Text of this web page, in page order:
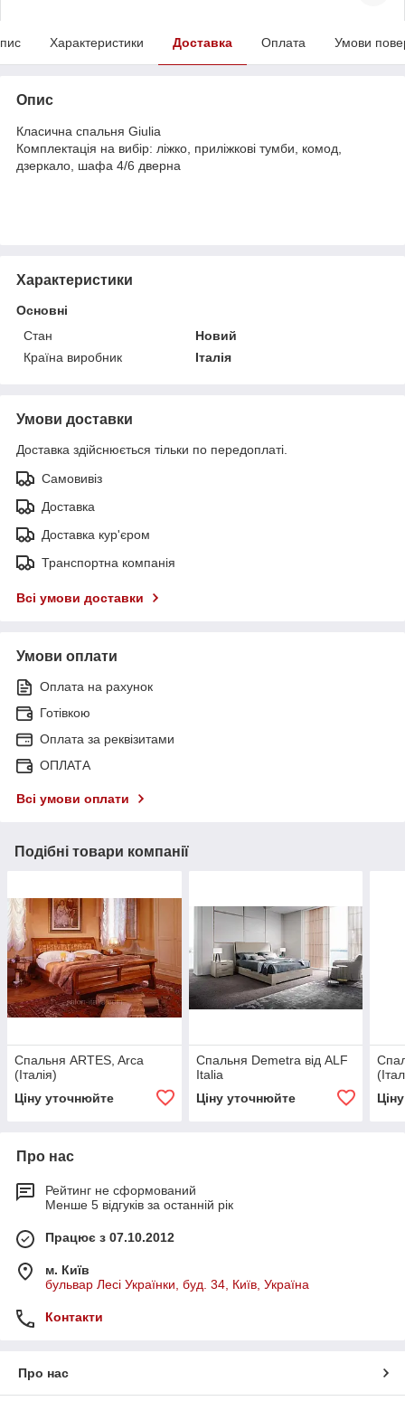
Характеристики Доставка Оплата Умови
Опис
Класична спальня Giulia
Комплектація на вибір: ліжко, приліжкові тумби, комод,
дзеркало, шафа 4/6 дверна
Характеристики
Основні
Стан
Новий
Країна виробник
Італія
Умови доставки
Доставка здійснюється тільки по передоплаті.
Самовивіз
Доставка
Доставка кур'єром
Транспортна компанія
Всі умови доставки
Умови оплати
Оплата на рахунок
Готівкою
Оплата за реквізитами
ОПЛАТА
Всі умови оплати
Подібні товари компанії
Спальня ARTES, Arca
(Італія)
Ціну уточнюйте
Спальня Demetra від ALF
Italia
Ціну уточнюйте
Про нас
Рейтинг не сформований
Менше 5 відгуків за останній рік
Працює з 07.10.2012
м. Київ
бульвар Лесі Українки, буд. 34, Київ, Україна
Контакти
Про нас